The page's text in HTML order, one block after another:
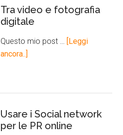
Tra video e fotografia
digitale
Questo mio post …
[Leggi
ancora..]
Usare i Social network
per le PR online